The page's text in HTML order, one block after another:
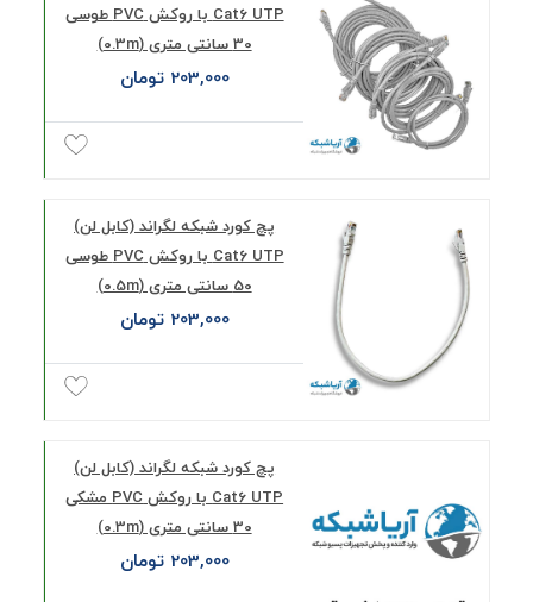
Cat6 UTP با روکش PVC طوسی
30 سانتی متری (0.3m)
203,000 تومان
پچ کورد شبکه لگراند (کابل لن)
Cat6 UTP با روکش PVC طوسی
50 سانتی متری (0.5m)
203,000 تومان
پچ کورد شبکه لگراند (کابل لن)
Cat6 UTP با روکش PVC مشکی
30 سانتی متری (0.3m)
203,000 تومان